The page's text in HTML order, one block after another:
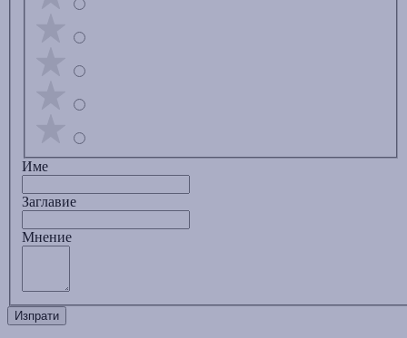
Име
Заглавиe
Мнение
Изпрати